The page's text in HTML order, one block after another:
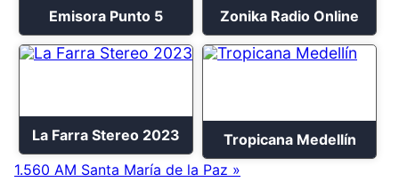
Emisora Punto 5 Zonika Radio Online
La Farra Stereo 2023
Tropicana Medellín
1.560 AM Santa María de la Paz »